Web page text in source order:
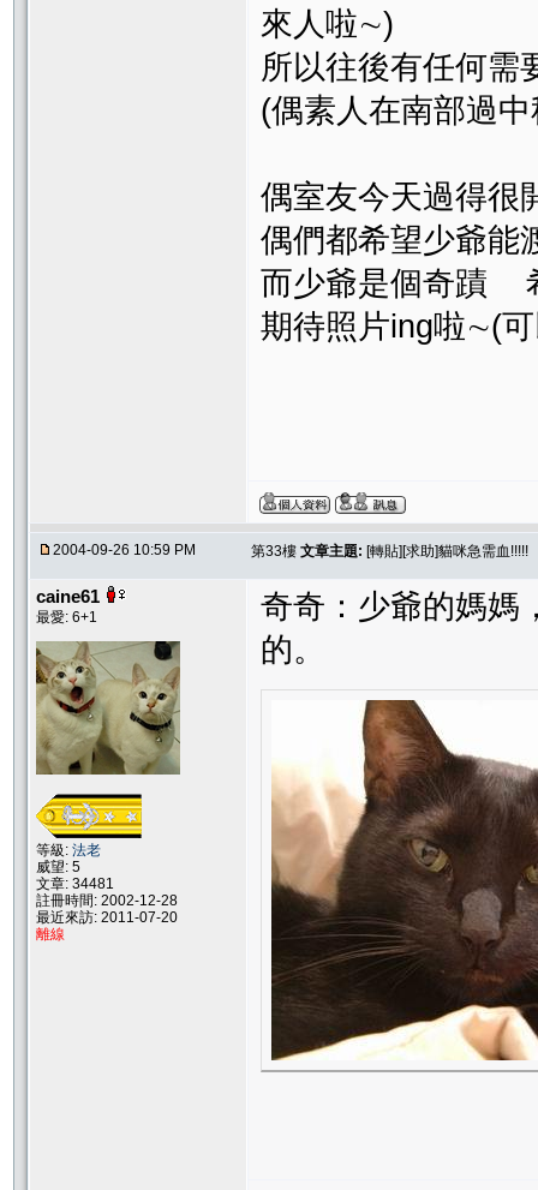
來人啦∼)
所以往後有任何
(偶素人在南部過
偶室友今天過得
偶們都希望少爺
而少爺是個奇蹟
期待照片ing啦∼(
2004-09-26 10:59 PM 第33樓 文章主題: [轉貼][求助]貓咪急需血!!!!!
caine61
最愛: 6+1
等級: 法老
威望: 5
文章: 34481
註冊時間: 2002-12-28
最近來訪: 2011-07-20
離線
奇奇：少爺的媽媽
的。